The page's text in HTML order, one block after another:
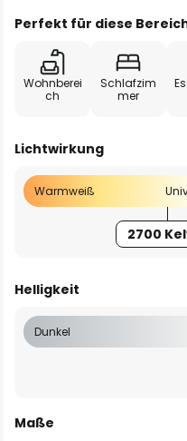
Perfekt für diese
Wohnberei
ch
Schlafzim
mer
Lichtwirkung
Warmweiß
2700
Helligkeit
Dunkel
Maße